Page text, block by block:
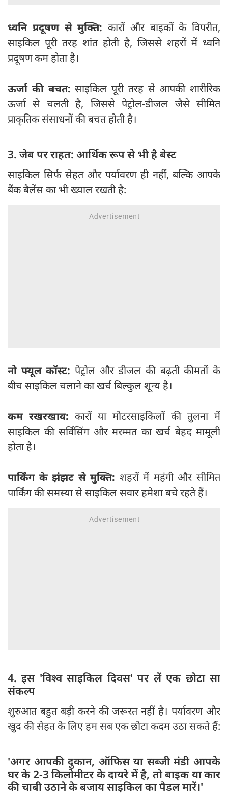
ध्वनि प्रदूषण से मुक्ति: कारों और बाइकों के विपरीत,
साइकिल पूरी तरह शांत होती है, जिससे शहरों में ध्वनि
प्रदूषण कम होता है।
ऊर्जा की बचत:साइकिल पूरी तरह से आपकी शारीरिक
ऊर्जा से चलती है, जिससे पेट्रोल-डीजल जैसे सीमित
प्राकृतिक संसाधनों की बचत होती है।
3. जेब पर राहत: आर्थिक रूप से भी है बेस्ट
साइकिल सिर्फ सेहत और पर्यावरण ही नहीं, बल्कि आपके
बैंक बैलेंस का भी ख्याल रखती है:
नो फ्यूल कॉस्ट: पेट्रोल और डीजल की बढ़ती कीमतों के
बीच साइकिल चलाने का खर्च बिल्कुल शून्य है।
कम रखरखाव: कारों या मोटरसाइकिलों की तुलना में
साइकिल की सर्विसिंग और मरम्मत का खर्च बेहद मामूली
होता है।
पार्किंग के झंझट से मुक्ति: शहरों में महंगी और सीमित
पार्किंग की समस्या से साइकिल सवार हमेशा बचे रहते हैं।
4. इस 'विश्व साइकिल दिवस' पर लें एक छोटा सा
संकल्प
शुरुआत बहुत बड़ी करने की जरूरत नहीं है। पर्यावरण और
खुद की सेहत के लिए हम सब एक छोटा कदम उठा सकते हैं:
'अगर आपकी दुकान, ऑफिस या सब्जी मंडी आपके
घर के 2-3 किलोमीटर के दायरे में है, तो बाइक या कार
की चाबी उठाने के बजाय साइकिल का पैडल मारें।'